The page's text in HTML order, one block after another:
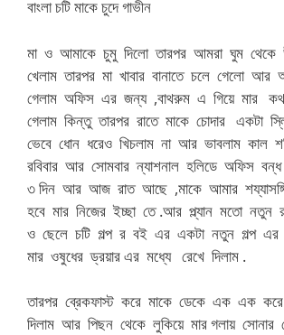
বাংলা চটি মাকে চুদে গাভীন
মা ও আমাকে চুমু দিলো তারপর আমরা ঘুম থেকে
খেলাম তারপর মা খাবার বানাতে চলে গেলো আর
গেলাম অফিস এর জন্য ,বাথরুম এ গিয়ে মার
গেলাম কিন্তু তারপর রাতে মাকে চোদার একটা
ভেবে ধোন ধরেও খিচলাম না আর ভাবলাম কাল
রবিবার আর সোমবার ন্যাশনাল হলিডে অফিস
৩ দিন আর আজ রাত আছে ,মাকে আমার
হবে মার নিজের ইচ্ছা তে .আর প্ল্যান মতো নতুন
ও ছেলে চটি গল্প র বই এর একটা নতুন গল্প এর
মার ওষুধের ড্রয়ার এর মধ্যে রেখে দিলাম .
তারপর ব্রেকফাস্ট করে মাকে ডেকে এক এক
দিলাম আর পিছন থেকে লুকিয়ে মার গলায় সোনার